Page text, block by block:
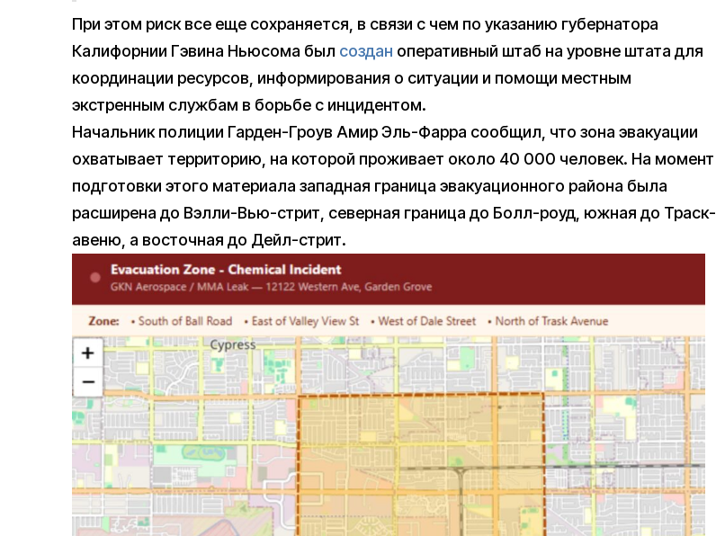
При этом риск все еще сохраняется, в связи с чем по указанию губернатора
Калифорнии Гэвина Ньюсома был создан оперативный штаб на уровне штата для
координации ресурсов, информирования о ситуации и помощи местным
экстренным службам в борьбе с инцидентом.
Начальник полиции Гарден-Гроув Амир Эль-Фарра сообщил, что зона эвакуации
охватывает территорию, на которой проживает около 40 000 человек. На момент
подготовки этого материала западная граница эвакуационного района была
расширена до Вэлли-Вью-стрит, северная граница до Болл-роуд, южная до Траск-
авеню, а восточная до Дейл-стрит.